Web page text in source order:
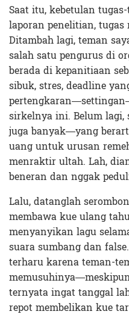
Saat itu, kebetulan
laporan penelitian, tugas
Ditambah lagi, teman
salah satu pengurus di
berada di kepanitiaan
sibuk, stres, deadline
sirkelnya ini. Belum
juga banyak—yang
uang untuk urusan
menraktir ultah. Lah,
beneran dan nggak
Lalu, datanglah
membawa kue ulang
menyanyikan lagu
suara sumbang dan
terharu karena teman-
ternyata ingat tanggal
repot membelikan kue